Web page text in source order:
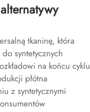
tkaninę, która
syntetycznych
na końcu cyklu
płótna
z syntetycznymi